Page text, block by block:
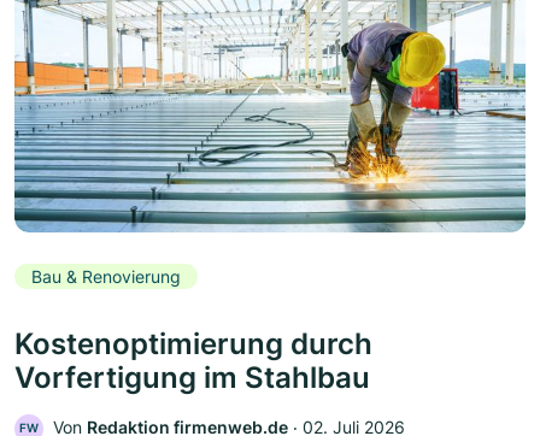
Bau & Renovierung
Kostenoptimierung durch
Vorfertigung im Stahlbau
FW Von Redaktion firmenweb.de ‧ 02. Juli 2026